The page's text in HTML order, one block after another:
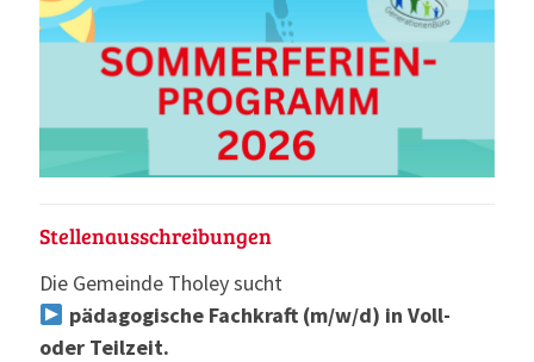
Stellenausschreibungen
Die Gemeinde Tholey sucht
pädagogische Fachkraft (m/w/d) in Voll-
oder Teilzeit.